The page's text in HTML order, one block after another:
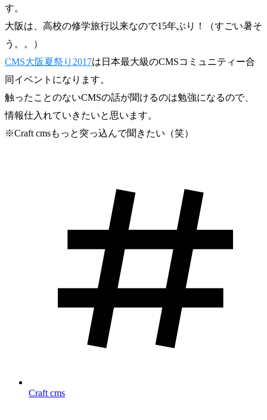
す。
大阪は、高校の修学旅行以来なので15年ぶり！（すごい暑そ
う。。）
CMS大阪夏祭り2017は日本最大級のCMSコミュニティー合
同イベントになります。
触ったことのないCMSの話が聞けるのは勉強になるので、
情報仕入れていきたいと思います。
※Craft cmsもっと突っ込んで聞きたい（笑）
Craft cms